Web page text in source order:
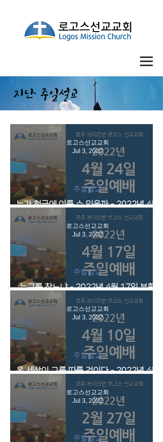
​지난 주일설교
누가 천국에 이를 수 있을까 - 2022년 4월
24일 주일예배 영상
주일설교
로고스선교교회
Jul 3, 2022
누구를 찾느냐 - 2022년 4월 17일 부활
주일예배 영상
주일설교
로고스선교교회
Jul 3, 2022
온 세상이 그를 따를 것이다 - 2022년 4월
10일 주일예배 영상
주일설교
로고스선교교회
Jul 3, 2022
주일설교
로고스선교교회
Jul 3, 2022